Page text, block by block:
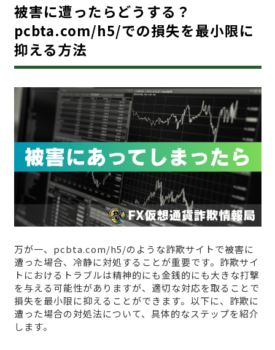
被害に遭ったらどうする？
pcbta.com/h5/での損失を最小限に
抑える方法
万が一、pcbta.com/h5/のような詐欺サイトで被害に
遭った場合、冷静に対処することが重要です。詐欺サイ
トにおけるトラブルは精神的にも金銭的にも大きな打撃
を与える可能性がありますが、適切な対応を取ることで
損失を最小限に抑えることができます。以下に、詐欺に
遭った場合の対処法について、具体的なステップを紹介
します。